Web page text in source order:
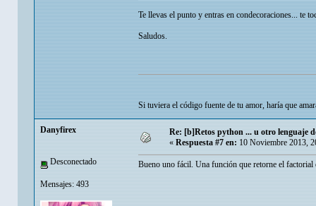
Te llevas el punto y entras en condecoraciones... te
Saludos.
Si tuviera el código fuente de tu amor, haría que
Danyfirex
Desconectado
Mensajes: 493
Re: [b]Retos python ... u otro lenguaje
« Respuesta #7 en: 10 Noviembre 2013,
Bueno uno fácil. Una función que retorne el factorial